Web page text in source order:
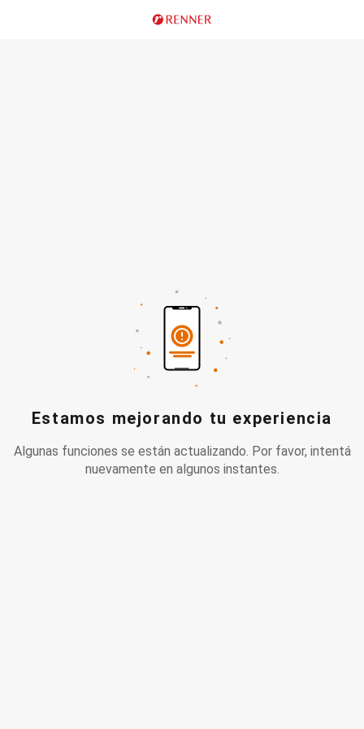
Estamos mejorando tu experiencia
Algunas funciones se están actualizando. Por favor, intentá
nuevamente en algunos instantes.